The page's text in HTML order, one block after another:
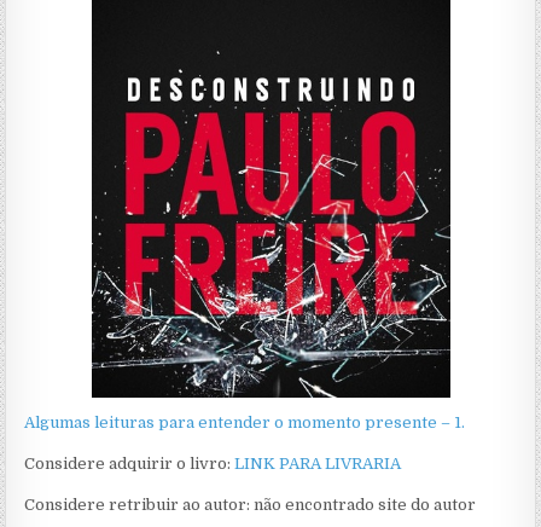
Algumas leituras para entender o momento presente – 1.
Considere adquirir o livro:LINK PARA LIVRARIA
Considere retribuir ao autor: não encontrado site do autor